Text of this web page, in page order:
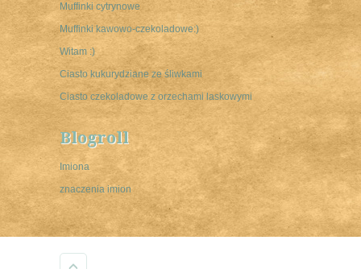
Muffinki cytrynowe
Muffinki kawowo-czekoladowe:)
Witam :)
Ciasto kukurydziane ze śliwkami
Ciasto czekoladowe z orzechami laskowymi
Blogroll
Imiona
znaczenia imion